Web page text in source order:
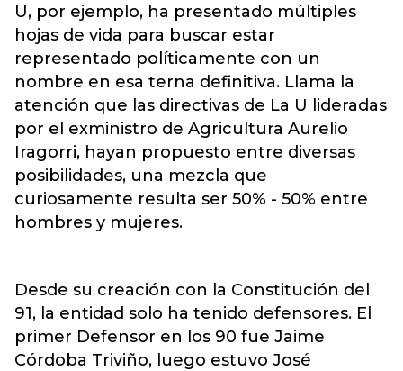
U, por ejemplo, ha presentado múltiples
hojas de vida para buscar estar
representado políticamente con un
nombre en esa terna definitiva. Llama la
atención que las directivas de La U lideradas
por el exministro de Agricultura Aurelio
Iragorri, hayan propuesto entre diversas
posibilidades, una mezcla que
curiosamente resulta ser 50% - 50% entre
hombres y mujeres.
Desde su creación con la Constitución del
91, la entidad solo ha tenido defensores. El
primer Defensor en los 90 fue Jaime
Córdoba Triviño, luego estuvo José